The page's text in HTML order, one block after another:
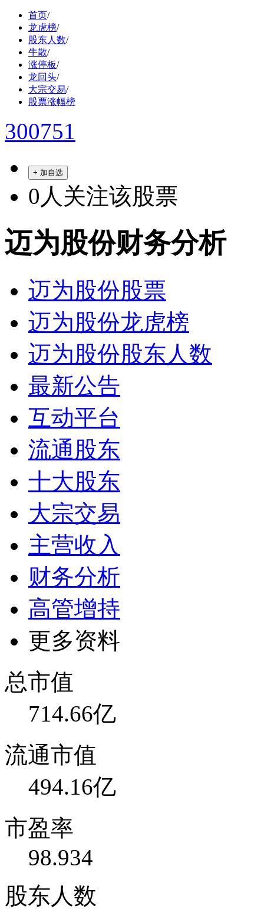
首页/
龙虎榜/
股东人数/
牛散/
涨停板/
龙回头/
大宗交易/
股票涨幅榜
300751
+ 加自选
0 人关注该股票
迈为股份财务分析
迈为股份股票
迈为股份龙虎榜
迈为股份股东人数
最新公告
互动平台
流通股东
十大股东
大宗交易
主营收入
财务分析
高管增持
更多资料
总市值
714.66亿
流通市值
494.16亿
市盈率
98.934
股东人数